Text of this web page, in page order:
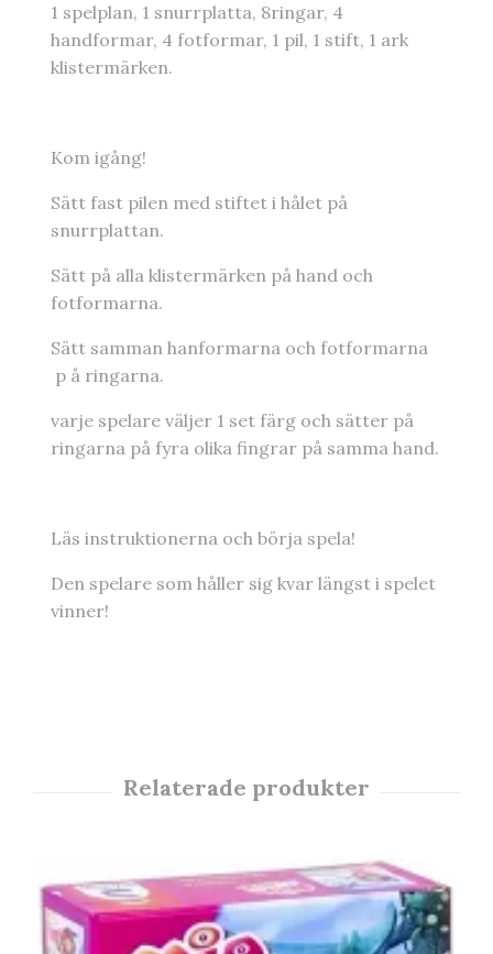
1 spelplan, 1 snurrplatta, 8ringar, 4
handformar, 4 fotformar, 1 pil, 1 stift, 1 ark
klistermärken.
Kom igång!
Sätt fast pilen med stiftet i hålet på
snurrplattan.
Sätt på alla klistermärken på hand och
fotformarna.
Sätt samman hanformarna och fotformarna
p å ringarna.
varje spelare väljer 1 set färg och sätter på
ringarna på fyra olika fingrar på samma hand.
Läs instruktionerna och börja spela!
Den spelare som håller sig kvar längst i spelet
vinner!